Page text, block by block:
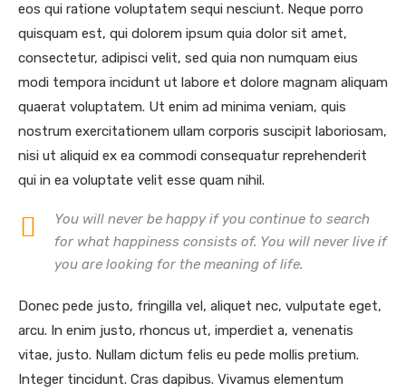
eos qui ratione voluptatem sequi nesciunt. Neque porro
quisquam est, qui dolorem ipsum quia dolor sit amet,
consectetur, adipisci velit, sed quia non numquam eius
modi tempora incidunt ut labore et dolore magnam aliquam
quaerat voluptatem. Ut enim ad minima veniam, quis
nostrum exercitationem ullam corporis suscipit laboriosam,
nisi ut aliquid ex ea commodi consequatur reprehenderit
qui in ea voluptate velit esse quam nihil.
You will never be happy if you continue to search
for what happiness consists of. You will never live if
you are looking for the meaning of life.
Donec pede justo, fringilla vel, aliquet nec, vulputate eget,
arcu. In enim justo, rhoncus ut, imperdiet a, venenatis
vitae, justo. Nullam dictum felis eu pede mollis pretium.
Integer tincidunt. Cras dapibus. Vivamus elementum